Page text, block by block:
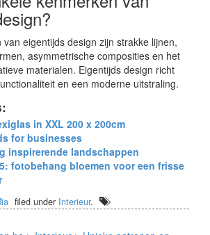
van eigentijds design zijn strakke lijnen,
asymmetrische composities en het
materialen. Eigentijds design richt
en een moderne uitstraling.
in XXL 200 x 200cm
for businesses
inspirerende landschappen
fotobehang bloemen voor een frisse
filed under Interieur.